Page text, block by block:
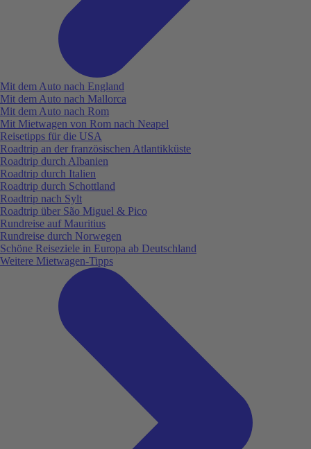
Mit dem Auto nach England
Mit dem Auto nach Mallorca
Mit dem Auto nach Rom
Mit Mietwagen von Rom nach Neapel
Reisetipps für die USA
Roadtrip an der französischen Atlantikküste
Roadtrip durch Albanien
Roadtrip durch Italien
Roadtrip durch Schottland
Roadtrip nach Sylt
Roadtrip über São Miguel & Pico
Rundreise auf Mauritius
Rundreise durch Norwegen
Schöne Reiseziele in Europa ab Deutschland
Weitere Mietwagen-Tipps